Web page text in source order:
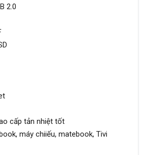
2.0
cấp tản nhiệt tốt
máy chiiếu, matebook, Tivi